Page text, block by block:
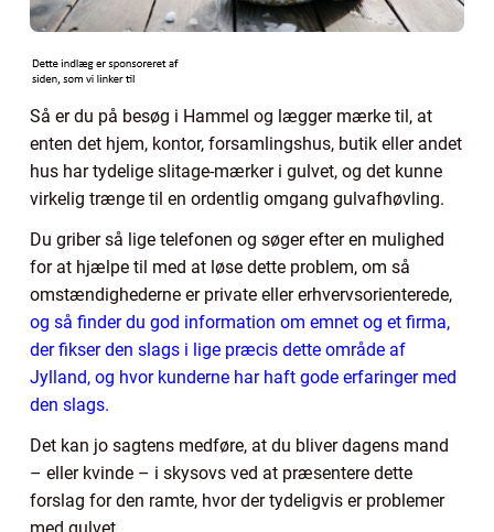
Så er du på besøg i Hammel og lægger mærke til, at
enten det hjem, kontor, forsamlingshus, butik eller andet
hus har tydelige slitage-mærker i gulvet, og det kunne
virkelig trænge til en ordentlig omgang gulvafhøvling.
Du griber så lige telefonen og søger efter en mulighed
for at hjælpe til med at løse dette problem, om så
omstændighederne er private eller erhvervsorienterede,
og så finder du god information om emnet og et firma,
der fikser den slags i lige præcis dette område af
Jylland, og hvor kunderne har haft gode erfaringer med
den slags.
Det kan jo sagtens medføre, at du bliver dagens mand
– eller kvinde – i skysovs ved at præsentere dette
forslag for den ramte, hvor der tydeligvis er problemer